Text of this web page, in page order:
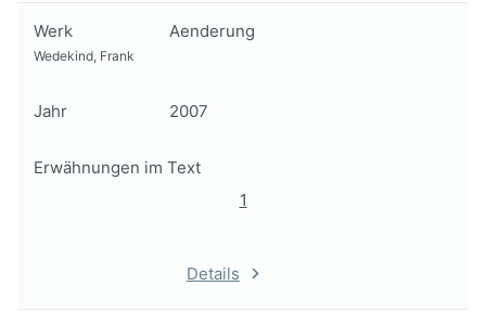
Werk Aenderung
Wedekind, Frank
Jahr 2007
Erwähnungen im Text
1
Details